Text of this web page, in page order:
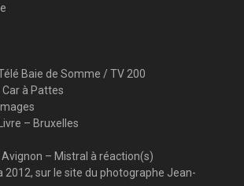
Baie de Somme / TV 200
à Pattes
– Bruxelles
– Mistral à réaction(s)
2012, sur le site du photographe Jean-